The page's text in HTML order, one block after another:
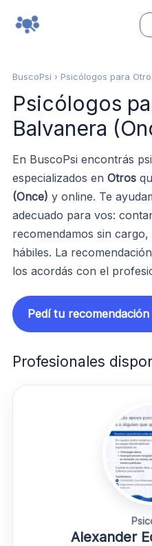
BuscoPsi › Psicólogos para
Psicólogos
Balvanera
En BuscoPsi encontrás
especializados en Otros
(Once) y online. Te
adecuado para vos:
recomendamos sin
hábiles. La
los acordás con el
Pedí tu
Profesionales
Alexander